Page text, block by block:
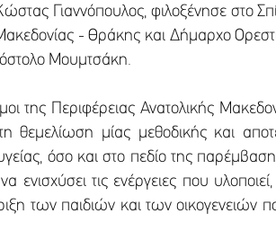
Γιαννόπουλος, φιλοξένησε στο
- Θράκης και Δήμαρχο
Μουμτσάκη.
της Περιφέρειας Ανατολικής
θεμελίωση μίας μεθοδικής και
όσο και στο πεδίο της
ενισχύσει τις ενέργειες που
των παιδιών και των οικογενειών